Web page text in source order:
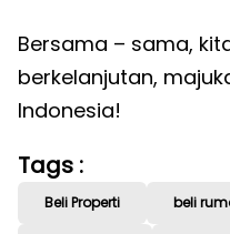
Bersama – sama,
berkelanjutan,
Indonesia!
Tags :
Beli Properti beli